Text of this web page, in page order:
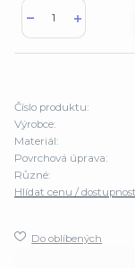
Číslo produktu:
Výrobce:
Materiál:
Povrchová úprava:
Různé:
Hlídat cenu / dostupnost
Do oblíbených